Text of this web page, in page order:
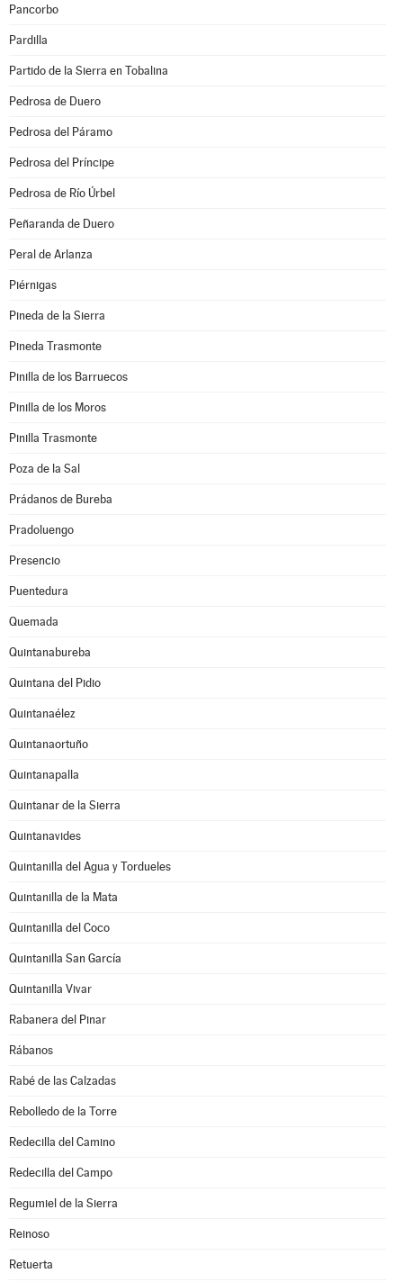
Pancorbo
Pardilla
Partido de la Sierra en Tobalina
Pedrosa de Duero
Pedrosa del Páramo
Pedrosa del Príncipe
Pedrosa de Río Úrbel
Peñaranda de Duero
Peral de Arlanza
Piérnigas
Pineda de la Sierra
Pineda Trasmonte
Pinilla de los Barruecos
Pinilla de los Moros
Pinilla Trasmonte
Poza de la Sal
Prádanos de Bureba
Pradoluengo
Presencio
Puentedura
Quemada
Quintanabureba
Quintana del Pidio
Quintanaélez
Quintanaortuño
Quintanapalla
Quintanar de la Sierra
Quintanavides
Quintanilla del Agua y Tordueles
Quintanilla de la Mata
Quintanilla del Coco
Quintanilla San García
Quintanilla Vivar
Rabanera del Pinar
Rábanos
Rabé de las Calzadas
Rebolledo de la Torre
Redecilla del Camino
Redecilla del Campo
Regumiel de la Sierra
Reinoso
Retuerta